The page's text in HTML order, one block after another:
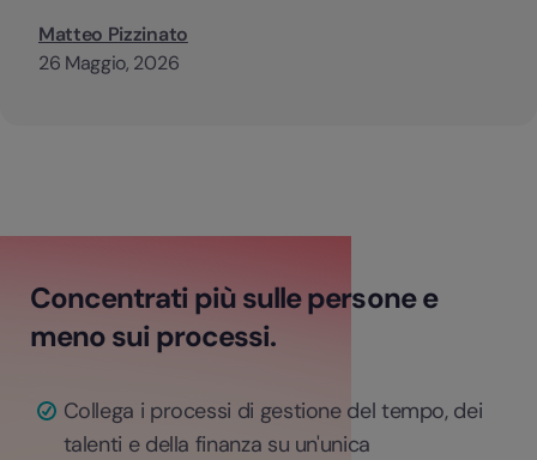
Matteo Pizzinato
26 Maggio, 2026
Concentrati più sulle persone e
meno sui processi.
Collega i processi di gestione del tempo, dei
talenti e della finanza su un'unica